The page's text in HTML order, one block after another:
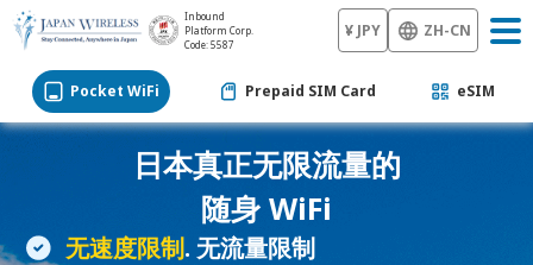
Inbound
Platform Corp.
Code: 5587
¥ JPY ZH-CN
Pocket WiFi Prepaid SIM Card eSIM
日本真正无限流量的
随身 WiFi
无速度限制. 无流量限制